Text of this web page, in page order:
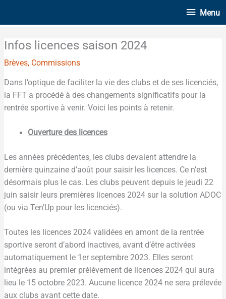
Menu
Menu
Infos licences saison 2024
Brèves, Commissions
Dans l’optique de faciliter la vie des clubs et de ses licenciés,
la FFT a procédé à des changements significatifs pour la
rentrée sportive à venir. Voici les points à retenir.
Ouverture des licences
Les années précédentes, les clubs devaient attendre la
dernière quinzaine d’août pour saisir les licences. Ce n’est
désormais plus le cas. Les clubs peuvent depuis le jeudi 22
juin saisir leurs premières licences 2024 sur la solution ADOC
(ou via Ten’Up pour les licenciés).
Toutes les licences 2024 validées en amont de la rentrée
sportive seront d’abord inactives, avant d’être activées
automatiquement le 1er septembre 2023. Elles seront
intégrées au premier prélèvement de licences 2024 qui aura
lieu le 15 octobre 2023. Aucune licence 2024 ne sera prélevée
aux clubs avant cette date.